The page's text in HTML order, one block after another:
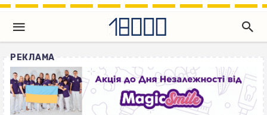
РЕКЛАМА